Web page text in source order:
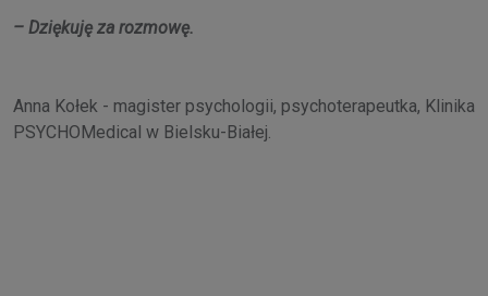
– Dziękuję za rozmowę.
Anna Kołek - magister psychologii, psychoterapeutka, Klinika
PSYCHOMedical w Bielsku-Białej.